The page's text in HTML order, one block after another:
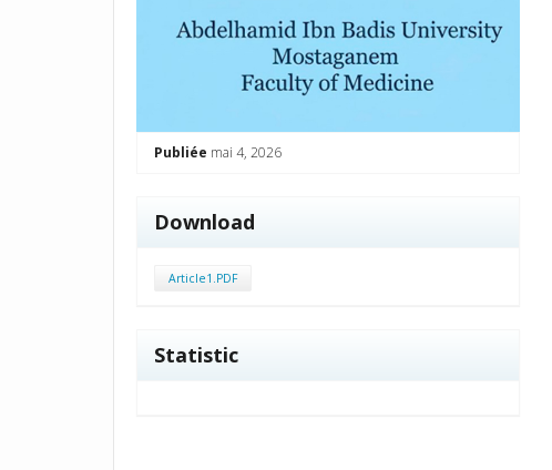
Publiée mai 4, 2026
Download
Article1.PDF
Statistic